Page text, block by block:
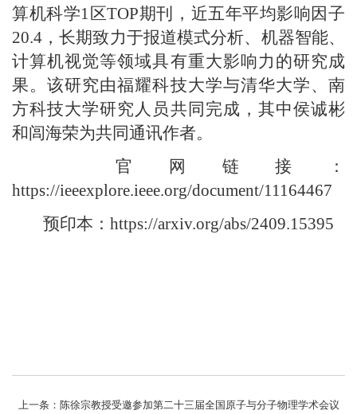
算机科学1区TOP期刊，近五年平均影响因子
20.4，长期致力于报道模式分析、机器智能、
计算机视觉等领域具有重大影响力的研究成
果。该研究由福耀科技大学与清华大学、南
方科技大学研究人员共同完成，其中侯诚彬
和闾海荣为共同通讯作者。
官网链接：
https://ieeexplore.ieee.org/document/11164467
预印本：https://arxiv.org/abs/2409.15395
上一条：陈徐宗教授受邀参加第二十三届全国原子与分子物理学术会议